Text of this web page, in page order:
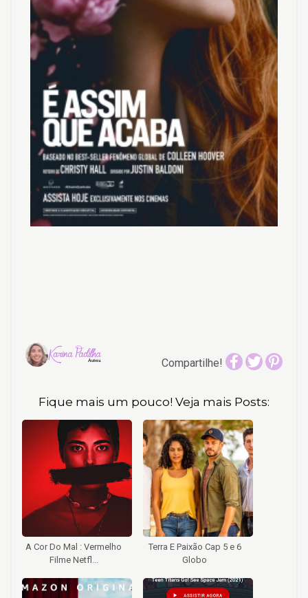
Compartilhe!
Fique mais um pouco! Veja mais Posts:
A Cor Do Mal : Vermelho
Filme Netfl...
Terra E Paixão Cap 5 e 6
Globo